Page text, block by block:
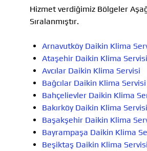
Hizmet verdiğimiz Bölgeler
Sıralanmıştır.
Arnavutköy Daikin Klima
Ataşehir Daikin Klima Servisi
Avcılar Daikin Klima Servisi
Bağcılar Daikin Klima Servisi
Bahçelievler Daikin Klima
Bakırköy Daikin Klima Servisi
Başakşehir Daikin Klima
Bayrampaşa Daikin Klima
Beşiktaş Daikin Klima Servisi